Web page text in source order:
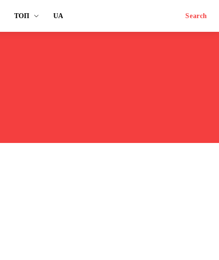
ТОП UA Search